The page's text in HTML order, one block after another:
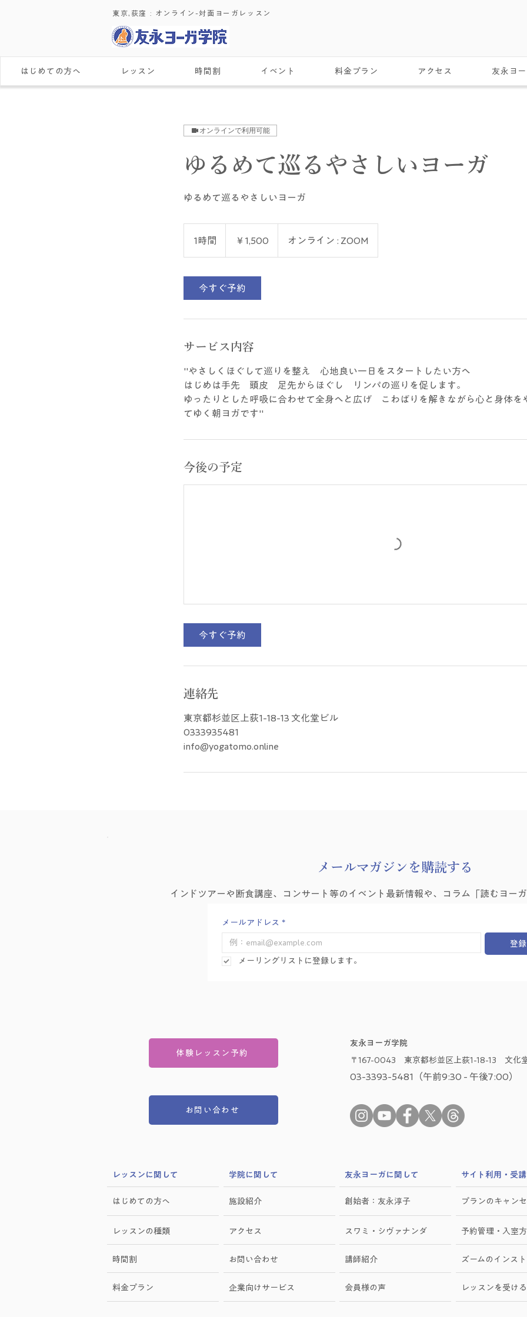
東京,荻窪 : ​オンライン-対面ヨーガレッスン
はじめての方へ レッスン 時間割 イベント 料金プラン アクセス 友永ヨ
オンラインで利用可能
ゆるめて巡るやさしいヨーガ
ゆるめて巡るやさしいヨーガ
1時間
時
￥1,500 オンライン : ZOOM
今すぐ予約
サービス内容
"やさしくほぐして巡りを整え 心地良い一日をスタートしたい方へ
はじめは手先 頭皮 足先からほぐし リンパの巡りを促します。
ゆったりとした呼吸に合わせて全身へと広げ こわばりを解きながら心と身体を
てゆく朝ヨガです"
今後の予定
今すぐ予約
連絡先
東京都杉並区上荻1-18-13 文化堂ビル
0333935481
info@yogatomo.online
​メールマガジンを購読する
インドツアーや断食講座、コンサート等のイベント最新情報や、コラム「読むヨー
メールアドレス *
登
メーリングリストに登録します。
体験レッスン予約
お問い合わせ
友永ヨーガ学院
〒167-0043 東京都杉並区上荻1-18-13 文化
03-3393-5481（午前9:30 - 午後7:00）
​レッスンに関して
はじめての方へ
レッスンの種類
時間割
料金プラン
学院に関して
施設紹介
アクセス
お問い合わせ
​企業向けサービス
​友永ヨーガに関して
創始者：友永淳子
スワミ・シヴァナンダ
講師紹介
会員様の声
サイト利用・受
プランのキャン
予約管理・入室
ズームのインス
レッスンを受け